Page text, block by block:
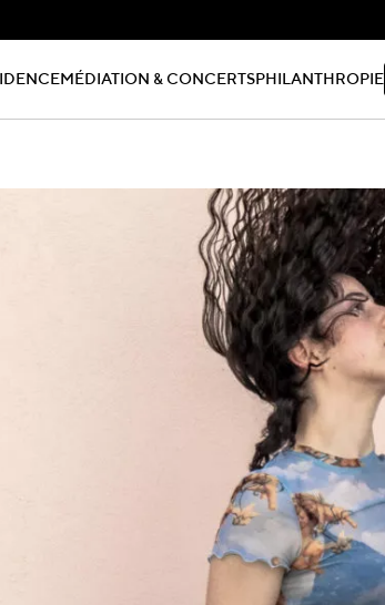
MÉDIATION & CONCERTSPHILANTHROPIE